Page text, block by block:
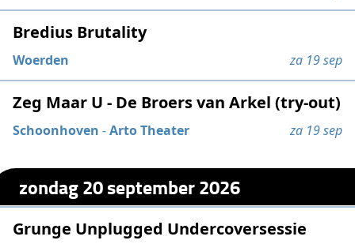
Bredius Brutality
Woerden za 19 sep
Zeg Maar U - De Broers van Arkel (try-out)
Schoonhoven -Arto Theater za 19 sep
zondag 20 september 2026
Grunge Unplugged Undercoversessie